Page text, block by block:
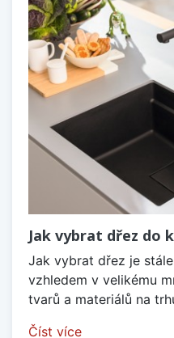
Jak vybrat dřez do
Jak vybrat dřez je
vzhledem v velikému
tvarů a materiálů na
Číst více